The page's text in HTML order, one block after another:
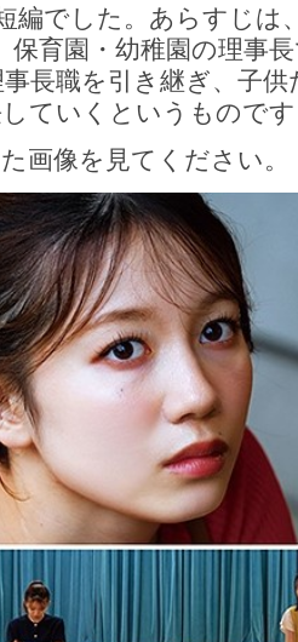
編でした。あらすじは
保育園・幼稚園の理事
長職を引き継ぎ、子
ていくというもので
画像を見てください。